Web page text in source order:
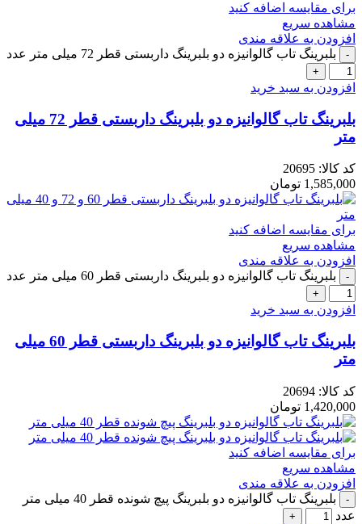
برای مقایسه اضافه کنید
مشاهده سریع
افزودن به علاقه مندی
بلبرینگ تاب گالوانیزه دو بلبرینگ داربستی قطر 72 میلی متر عدد
افزودن به سبد خرید
بلبرینگ تاب گالوانیزه دو بلبرینگ داربستی قطر 72 میلی
متر
کد کالا: 20695
1,585,000 تومان
برای مقایسه اضافه کنید
مشاهده سریع
افزودن به علاقه مندی
بلبرینگ تاب گالوانیزه دو بلبرینگ داربستی قطر 60 میلی متر عدد
افزودن به سبد خرید
بلبرینگ تاب گالوانیزه دو بلبرینگ داربستی قطر 60 میلی
متر
کد کالا: 20694
1,420,000 تومان
برای مقایسه اضافه کنید
مشاهده سریع
افزودن به علاقه مندی
بلبرینگ تاب گالوانیزه دو بلبرینگ پیچ شونده قطر 40 میلی متر
عدد